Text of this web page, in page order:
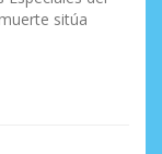
sitúa